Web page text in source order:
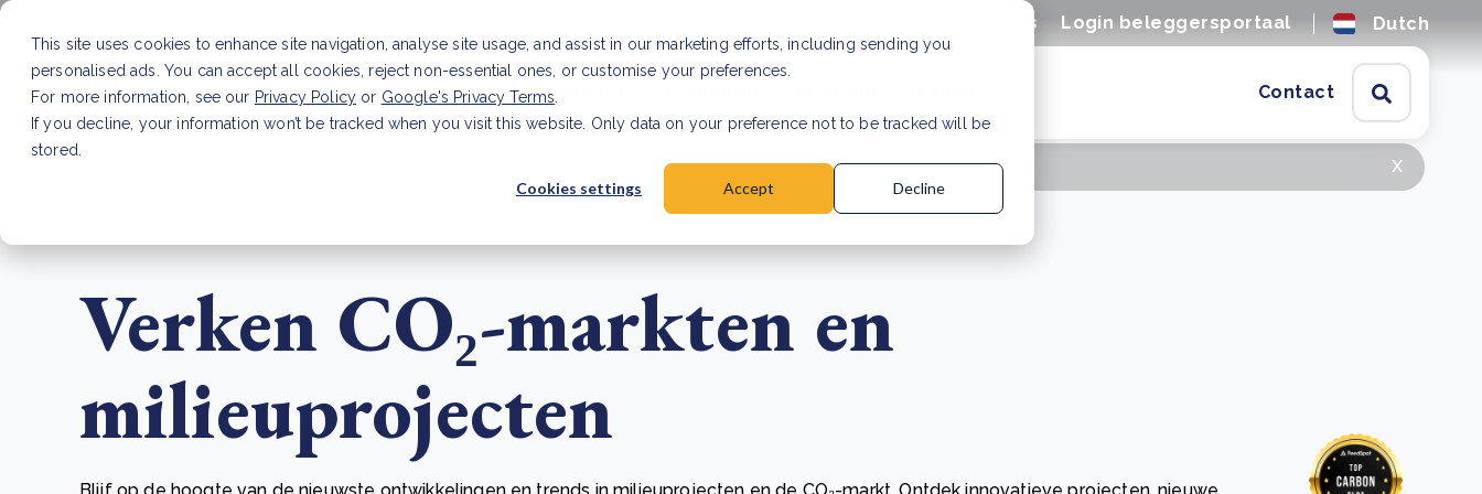
This site uses cookies to enhance site navigation, analyse site usage, and assist in our marketing efforts, including sending you
personalised ads. You can accept all cookies, reject non-essential ones, or customise your preferences.
For more information, see our Privacy Policy or Google's Privacy Terms
If you decline, your information won’t be tracked when you visit this website. Only data on your preference not to be tracked will be
stored.
Cookies settings Accept Decline
Vacatures Login beleggersportaal Dutch
Diensten & Producten Contact
x
CSRD en uw positie als leverancier: wat verandert er in 2026?Lees artikel
Verken CO₂-markten en
milieuprojecten